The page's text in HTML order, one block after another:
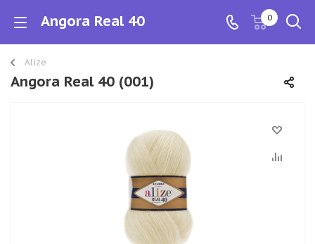
Angora Real 40 0
Alize
Angora Real 40 (001)